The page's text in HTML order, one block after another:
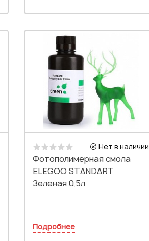
Нет в наличии
Фотополимерная смола
ELEGOO STANDART
Зеленая 0,5л
Подробнее